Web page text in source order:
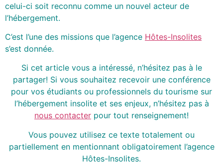
celui-ci soit reconnu comme un nouvel acteur de
l’hébergement.
C’est l’une des missions que l’agence Hôtes-Insolites
s’est donnée.
Si cet article vous a intéressé, n’hésitez pas à le
partager! Si vous souhaitez recevoir une conférence
pour vos étudiants ou professionnels du tourisme sur
l’hébergement insolite et ses enjeux, n’hésitez pas à
nous contacter pour tout renseignement!
Vous pouvez utilisez ce texte totalement ou
partiellement en mentionnant obligatoirement l’agence
Hôtes-Insolites.